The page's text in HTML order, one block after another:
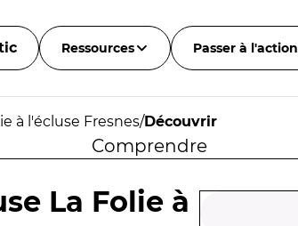
Ressources Passer à l'action
à l'écluse Fresnes/Découvrir
Comprendre
La Folie à